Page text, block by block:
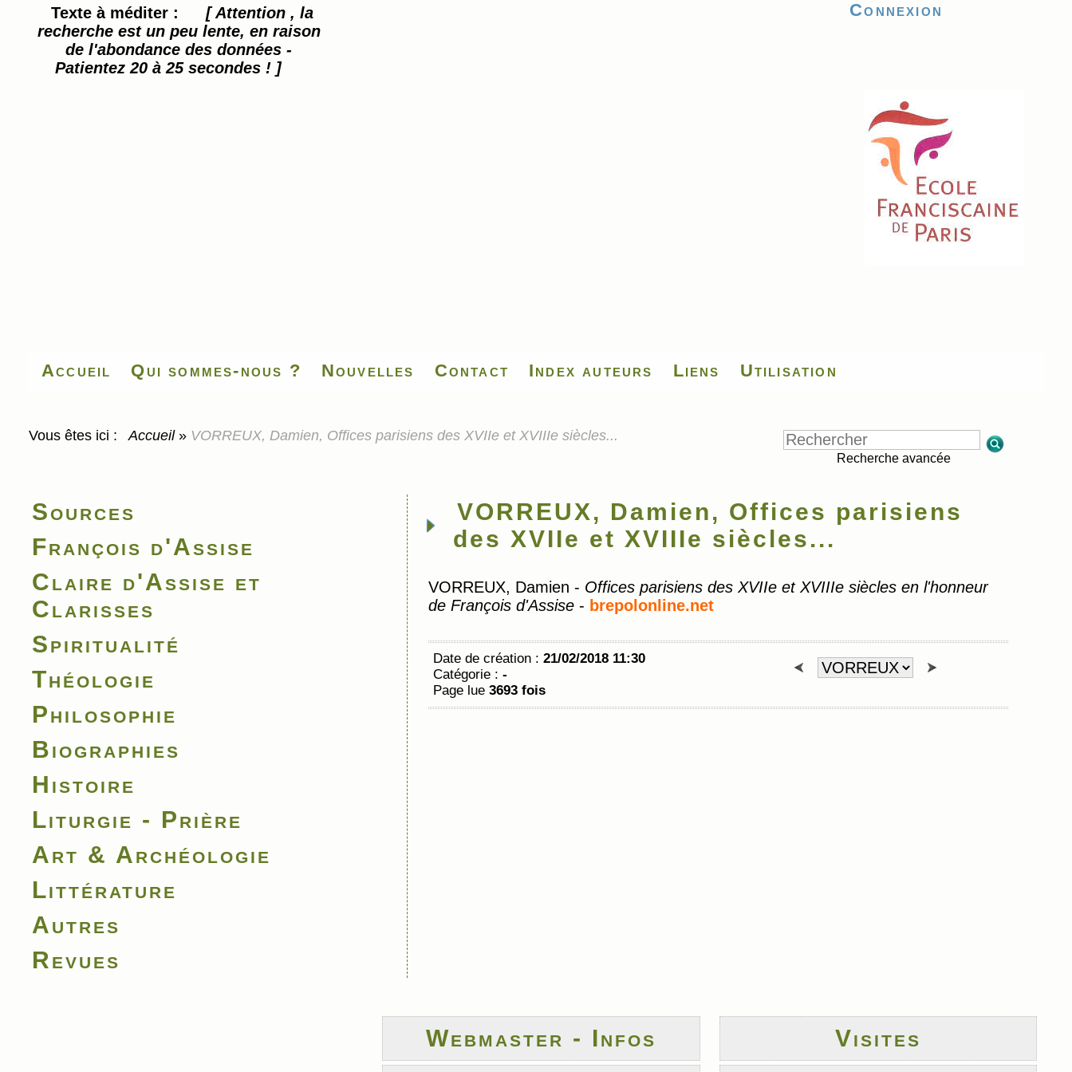
Texte à méditer :
[ Attention , la
recherche est un peu lente, en raison
de l'abondance des données -
Patientez 20 à 25 secondes ! ]
Accueil
Connexion
Qui sommes-nous ? Nouvelles Contact Index auteurs Liens Utilisation
Vous êtes ici : Accueil » VORREUX, Damien, Offices parisiens des XVIIe et XVIIIe siècles...
Recherche avancée
Sources
François d'Assise
Claire d'Assise et
Clarisses
Spiritualité
Théologie
Philosophie
Biographies
Histoire
Liturgie - Prière
Art & Archéologie
Littérature
Autres
Revues
VORREUX, Damien, Offices parisiens
des XVIIe et XVIIIe siècles...
VORREUX, Damien - Offices parisiens des XVIIe et XVIIIe siècles en l'honneur
de François d'Assise - brepolonline.net
Date de création : 21/02/2018 11:30
Catégorie : -
Page lue 3693 fois
Webmaster - Infos Visites